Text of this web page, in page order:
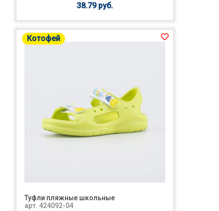
38.79 руб.
Котофей
Туфли пляжные школьные
арт. 424092-04